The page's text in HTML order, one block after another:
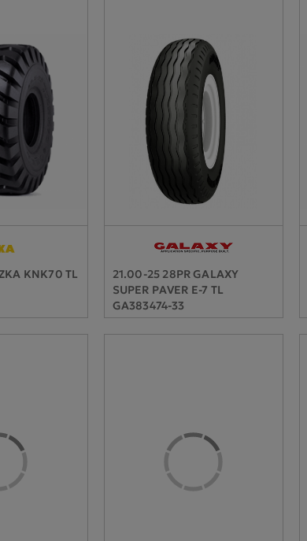
KNK70 TL
21.00-25 28PR GALAXY
SUPER PAVER E-7 TL
GA383474-33